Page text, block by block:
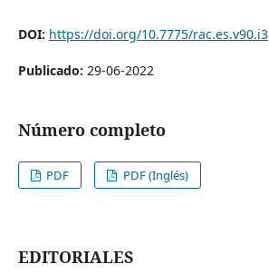
DOI: https://doi.org/10.7775/rac.es.v90.i3
Publicado: 29-06-2022
Número completo
PDF PDF (Inglés)
EDITORIALES